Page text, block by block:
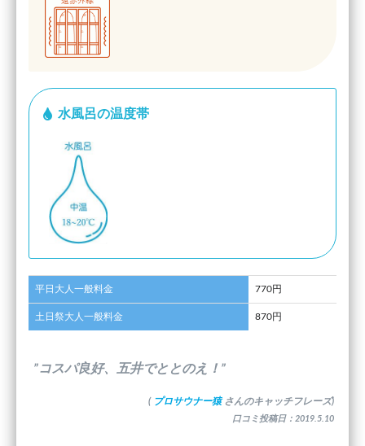
水風呂の温度帯
平日大人一般料金 770円
土日祭大人一般料金 870円
”コスパ良好、五井でととのえ！”
( プロサウナー猿 さんのキャッチフレーズ)
口コミ投稿日：2019.5.10